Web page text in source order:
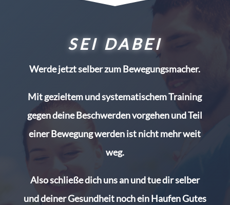
SEI DABEI
Werde jetzt selber zum Bewegungsmacher.
Mit gezieltem und systematischem Training
gegen deine Beschwerden vorgehen und Teil
einer Bewegung werden ist nicht mehr weit
weg.
Also schließe dich uns an und tue dir selber
und deiner Gesundheit noch ein Haufen Gutes